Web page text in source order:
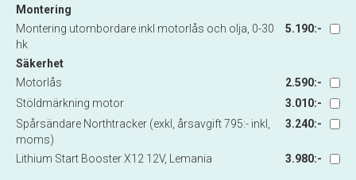
Montering
Montering utombordare inkl motorlås och olja, 0-30
hk
5.190:-
Säkerhet
Motorlås
2.590:-
Stöldmärkning motor
3.010:-
Spårsändare Northtracker (exkl, årsavgift 795:- inkl,
moms)
3.240:-
Lithium Start Booster X12 12V, Lemania 3.980:-